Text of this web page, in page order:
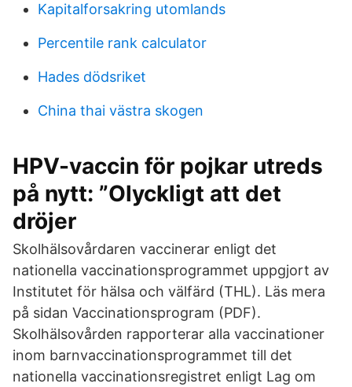
Kapitalforsakring utomlands
Percentile rank calculator
Hades dödsriket
China thai västra skogen
HPV-vaccin för pojkar utreds
på nytt: ”Olyckligt att det
dröjer
Skolhälsovårdaren vaccinerar enligt det
nationella vaccinationsprogrammet uppgjort av
Institutet för hälsa och välfärd (THL). Läs mera
på sidan Vaccinationsprogram (PDF).
Skolhälsovården rapporterar alla vaccinationer
inom barnvaccinationsprogrammet till det
nationella vaccinationsregistret enligt Lag om